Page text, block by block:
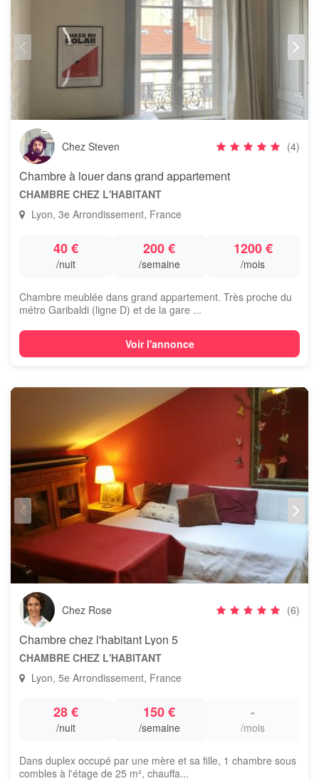
Chez Steven (4)
Chambre à louer dans grand appartement
CHAMBRE CHEZ L'HABITANT
Lyon, 3e Arrondissement, France
40 €
/nuit
200 €
/semaine
1200 €
/mois
Chambre meublée dans grand appartement. Très proche du
métro Garibaldi (ligne D) et de la gare ...
Voir l'annonce
Chez Rose (6)
Chambre chez l'habitant Lyon 5
CHAMBRE CHEZ L'HABITANT
Lyon, 5e Arrondissement, France
28 €
/nuit
150 €
/semaine
-
/mois
Dans duplex occupé par une mère et sa fille, 1 chambre sous
combles à l'étage de 25 m², chauffa...